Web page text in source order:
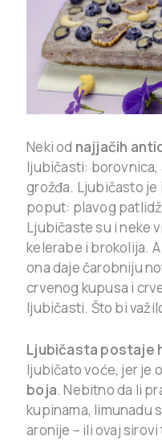
Neki od najjačih
ljubičasti: borovnica,
grožđa. Ljubičasto je
poput: plavog
Ljubičaste su i neke
kelerabe i brokolija.
ona daje čarobniju
crvenog kupusa i
ljubičasti. Što bi
Ljubičasta postaje
ljubičato voće, jer je
boja. Nebitno da li
kupinama, limunadu
aronije – ili ovaj